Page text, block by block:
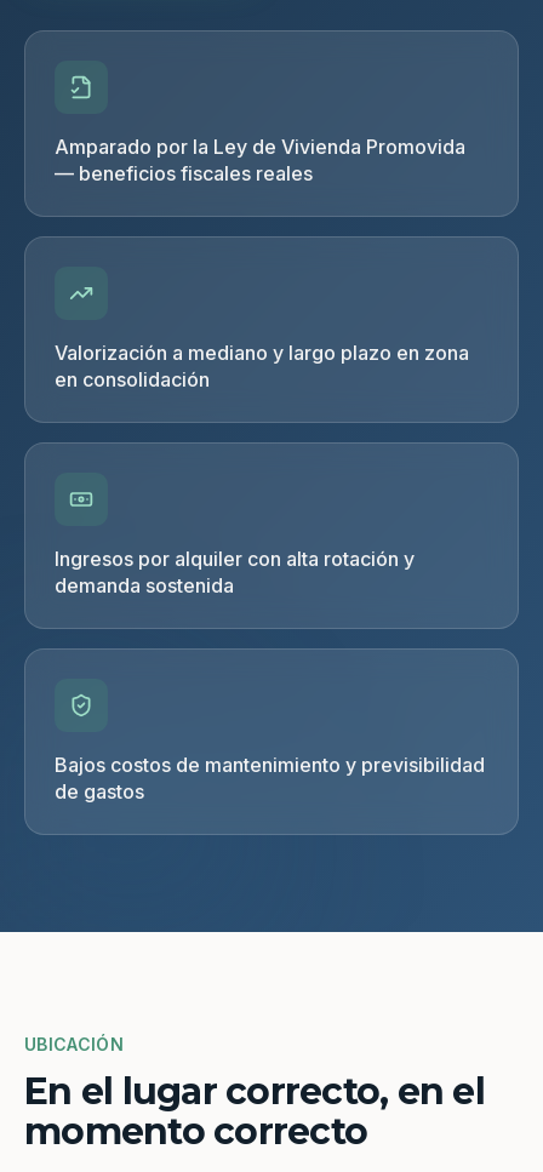
Amparado por la Ley de Vivienda Promovida
— beneficios fiscales reales
Valorización a mediano y largo plazo en zona
en consolidación
Ingresos por alquiler con alta rotación y
demanda sostenida
Bajos costos de mantenimiento y previsibilidad
de gastos
UBICACIÓN
En el lugar correcto, en el
momento correcto